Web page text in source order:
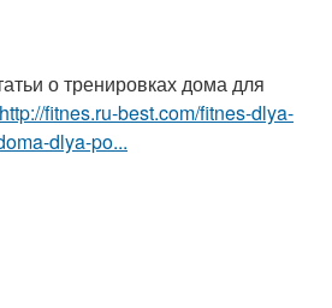
о тренировках дома для
http://fitnes.ru-best.com/fitnes-dlya-
dlya-po...